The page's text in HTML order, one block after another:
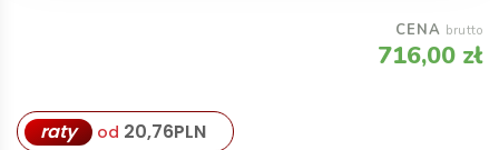
CENA brutto
716,00 zł
raty od 20,76PLN